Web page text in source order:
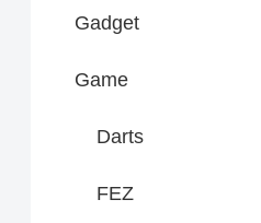
Gadget
Game
Darts
FEZ